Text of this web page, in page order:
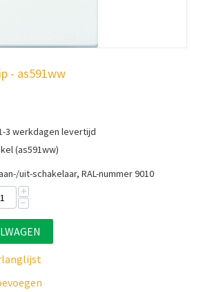
- as591ww
3 werkdagen levertijd
(as591ww)
uit-schakelaar, RAL-nummer 9010
+
−